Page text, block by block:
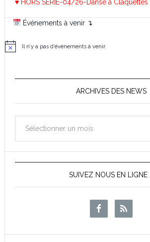
♥ HORS SERIE-04/26-Danse à Claquettes
Événements à venir ↴
N
Il n’y a pas d’évènements à venir.
ARCHIVES DES NEWS
des
News
SUIVEZ NOUS EN LIGNE …